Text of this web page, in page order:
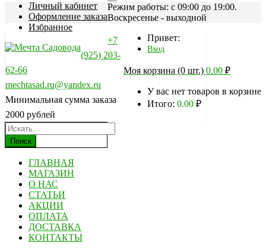
Личный кабинет
Оформление заказа
Избранное
Режим работы: c 09:00 до 19:00.
Воскресенье - выходной
Привет:
Вход
Моя корзина (0 шт.) 0.00 ₽
У вас нет товаров в корзине
Итого: 0.00 ₽
+7
(925) 203-
62-66
mechtasad.ru@yandex.ru
Минимальная сумма заказа
2000 рублей
Поиск
ГЛАВНАЯ
МАГАЗИН
О НАС
СТАТЬИ
АКЦИИ
ОПЛАТА
ДОСТАВКА
КОНТАКТЫ